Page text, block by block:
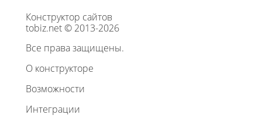
Конструктор сайтов
tobiz.net © 2013-2026
Все права защищены.
О конструкторе
Возможности
Интеграции